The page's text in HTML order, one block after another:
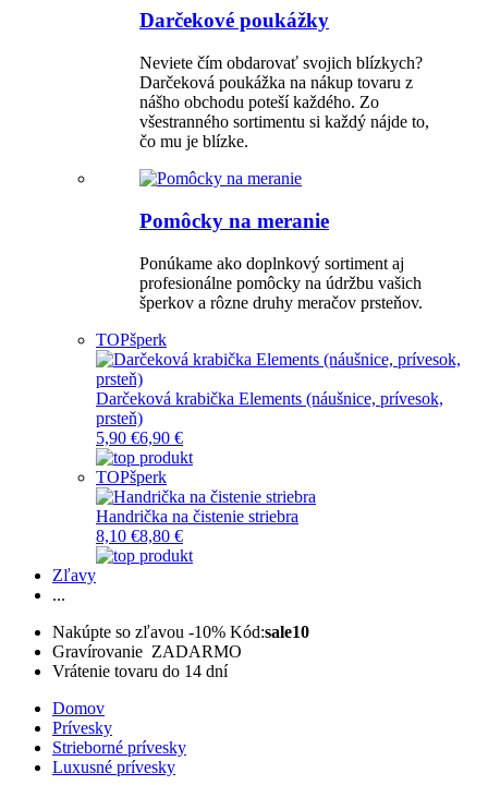
Darčekové poukážky
Neviete čím obdarovať svojich blízkych?
Darčeková poukážka na nákup tovaru z
nášho obchodu poteší každého. Zo
všestranného sortimentu si každý nájde to,
čo mu je blízke.
Pomôcky na meranie
Ponúkame ako doplnkový sortiment aj
profesionálne pomôcky na údržbu vašich
šperkov a rôzne druhy meračov prsteňov.
TOPšperk
Darčeková krabička Elements (náušnice, prívesok,
prsteň)
5,90 €6,90 €
TOPšperk
Handrička na čistenie striebra
8,10 €8,80 €
Zľavy
...
Nakúpte so zľavou -10% Kód:sale10
Gravírovanie ZADARMO
Vrátenie tovaru do 14 dní
Domov
Prívesky
Strieborné prívesky
Luxusné prívesky